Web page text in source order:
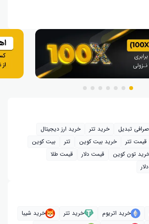
صرافی تبدیل خرید تتر
خرید ارز دیجیتال
قیمت تتر خرید بیت‌ کوین تتر
بیت کوین
تون کوین قیمت دلار
قیمت طلا
خرید اتریوم خرید تتر
خرید شیبا